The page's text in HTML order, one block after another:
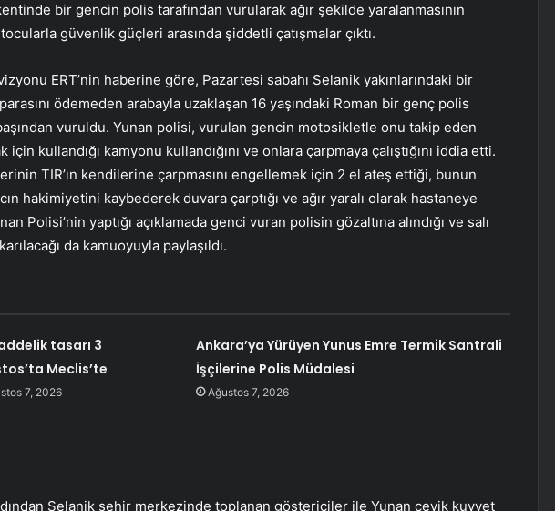
bir gencin polis tarafından vurularak ağır şekilde yaralanmasının
güvenlik güçleri arasında şiddetli çatışmalar çıktı.
ERT’nin haberine göre, Pazartesi sabahı Selanik yakınlarındaki bir
ödemeden arabayla uzaklaşan 16 yaşındaki Roman bir genç polis
vuruldu. Yunan polisi, vurulan gencin motosikletle onu takip eden
kullandığı kamyonu kullandığını ve onlara çarpmaya çalıştığını iddia etti.
TIR’ın kendilerine çarpmasını engellemek için 2 el ateş ettiği, bunun
hakimiyetini kaybederek duvara çarptığı ve ağır yaralı olarak hastaneye
Polisi’nin yaptığı açıklamada genci vuran polisin gözaltına alındığı ve salı
da kamuoyuyla paylaşıldı.
tasarı 3
Meclis’te
7, 2026
Ankara’ya Yürüyen Yunus Emre Termik Santrali
İşçilerine Polis Müdalesi
Ağustos 7, 2026
Selanik şehir merkezinde toplanan göstericiler ile Yunan çevik kuvvet